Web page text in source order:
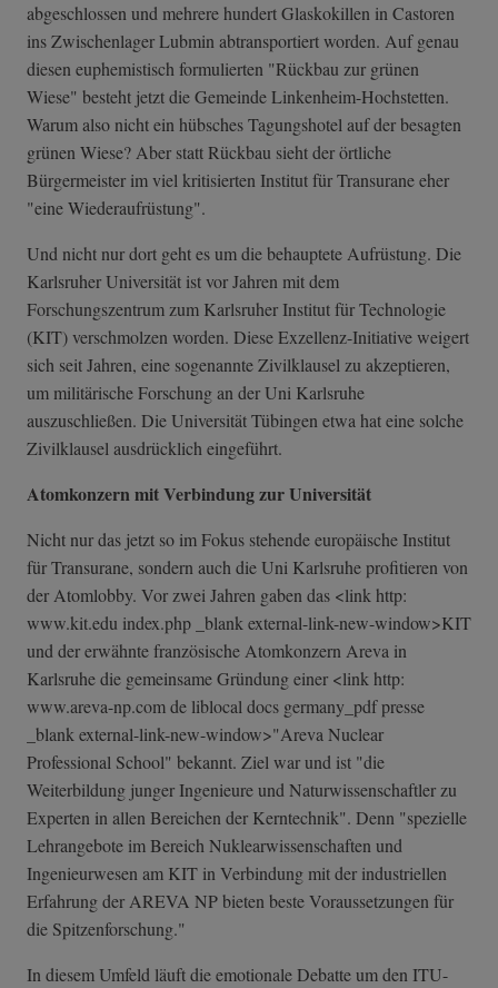
abgeschlossen und mehrere hundert Glaskokillen in Castoren
ins Zwischenlager Lubmin abtransportiert worden. Auf genau
diesen euphemistisch formulierten "Rückbau zur grünen
Wiese" besteht jetzt die Gemeinde Linkenheim-Hochstetten.
Warum also nicht ein hübsches Tagungshotel auf der besagten
grünen Wiese? Aber statt Rückbau sieht der örtliche
Bürgermeister im viel kritisierten Institut für Transurane eher
"eine Wiederaufrüstung".
Und nicht nur dort geht es um die behauptete Aufrüstung. Die
Karlsruher Universität ist vor Jahren mit dem
Forschungszentrum zum Karlsruher Institut für Technologie
(KIT) verschmolzen worden. Diese Exzellenz-Initiative weigert
sich seit Jahren, eine sogenannte Zivilklausel zu akzeptieren,
um militärische Forschung an der Uni Karlsruhe
auszuschließen. Die Universität Tübingen etwa hat eine solche
Zivilklausel ausdrücklich eingeführt.
Atomkonzern mit Verbindung zur Universität
Nicht nur das jetzt so im Fokus stehende europäische Institut
für Transurane, sondern auch die Uni Karlsruhe profitieren von
der Atomlobby. Vor zwei Jahren gaben das <link http:
www.kit.edu index.php _blank external-link-new-window>KIT
und der erwähnte französische Atomkonzern Areva in
Karlsruhe die gemeinsame Gründung einer <link http:
www.areva-np.com de liblocal docs germany_pdf presse
_blank external-link-n­ew-window>"Arev­a Nuclear
Professional School" bekannt. Ziel war und ist "die
Weiterbildung junger Ingenieure und Naturwissenschaftler zu
Experten in allen Bereichen der Kerntechnik". Denn "spezielle
Lehrangebote im Bereich Nuklearwissenschaften und
Ingenieurwesen am KIT in Verbindung mit der industriellen
Erfahrung der AREVA NP bieten beste Voraussetzungen für
die Spitzenforschung."
In diesem Umfeld läuft die emotionale Debatte um den ITU-